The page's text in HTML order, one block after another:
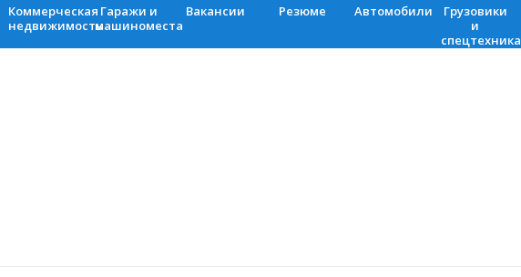
Коммерческая
недвижимость
Гаражи и
машиноместа
Вакансии Резюме Автомобили
Грузовики
и
спецтехника